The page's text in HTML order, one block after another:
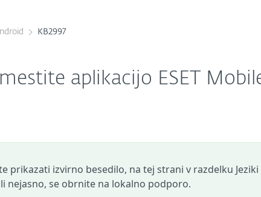
KB2997
aplikacijo ESET
prikazati izvirno besedilo, na tej strani v razdelku Jeziki
nejasno, se obrnite na lokalno podporo.